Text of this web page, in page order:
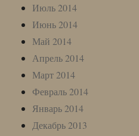
Июль 2014
Июнь 2014
Май 2014
Апрель 2014
Март 2014
Февраль 2014
Январь 2014
Декабрь 2013